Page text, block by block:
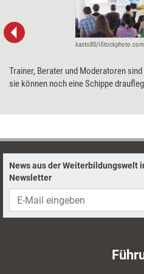
kasto80/iStockphoto.com
Trainer, Berater und Moderatoren
sie können noch eine Schippe
News aus der Weiterbildungswelt
Newsletter